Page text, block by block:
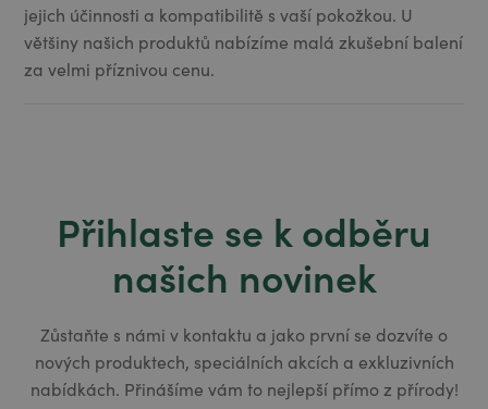
jejich účinnosti a kompatibilitě s vaší pokožkou. U
většiny našich produktů nabízíme malá zkušební balení
za velmi příznivou cenu.
Přihlaste se k odběru
našich novinek
Zůstaňte s námi v kontaktu a jako první se dozvíte o
nových produktech, speciálních akcích a exkluzivních
nabídkách. Přinášíme vám to nejlepší přímo z přírody!